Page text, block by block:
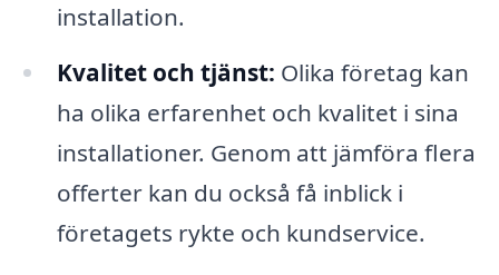
installation.
Kvalitet och tjänst: Olika företag kan
ha olika erfarenhet och kvalitet i sina
installationer. Genom att jämföra flera
offerter kan du också få inblick i
företagets rykte och kundservice.